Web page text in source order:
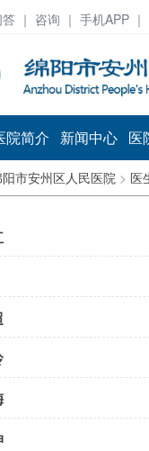
｜ 咨询 ｜ 手机APP
院简介 新闻中心 医
市安州区人民医院 > 医